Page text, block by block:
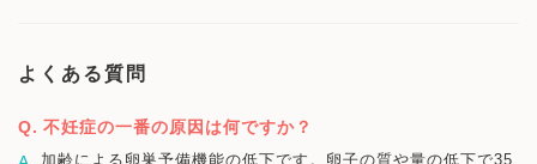
よくある質問
不妊症の一番の原因は何ですか？
加齢による卵巣予備機能の低下です。卵子の質や量の低下で35